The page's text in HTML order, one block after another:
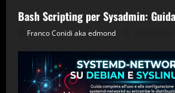
Bash Scripting per Sysadmin:
Franco Conidi aka edmond